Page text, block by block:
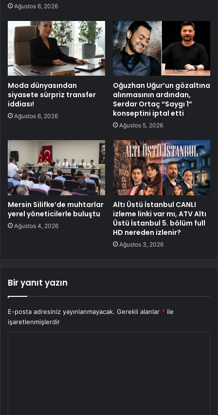
Ağustos 6, 2026
Moda dünyasından
siyasete sürpriz transfer
iddiası!
Ağustos 6, 2026
Oğuzhan Uğur’un gözaltına
alınmasının ardından,
Serdar Ortaç “Saygı 1”
konseptini iptal etti
Ağustos 5, 2026
Mersin Silifke’de muhtarlar
yerel yöneticilerle buluştu
Ağustos 4, 2026
Altı Üstü İstanbul CANLI
izleme linki var mı, ATV Altı
Üstü İstanbul 5. bölüm full
HD nereden izlenir?
Ağustos 3, 2026
Bir yanıt yazın
E-posta adresiniz yayınlanmayacak. Gerekli alanlar * ile
işaretlenmişlerdir